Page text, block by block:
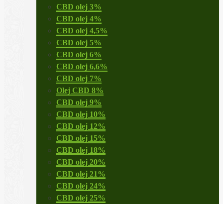
CBD olej 3%
CBD olej 4%
CBD olej 4,5%
CBD olej 5%
CBD olej 6%
CBD olej 6,6%
CBD olej 7%
Olej CBD 8%
CBD olej 9%
CBD olej 10%
CBD olej 12%
CBD olej 15%
CBD olej 18%
CBD olej 20%
CBD olej 21%
CBD olej 24%
CBD olej 25%